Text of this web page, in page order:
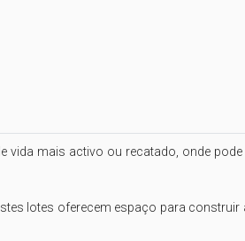
vida mais activo ou recatado, onde
lotes oferecem espaço para